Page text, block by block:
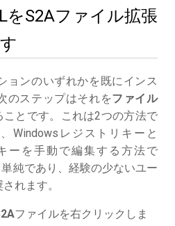
をS2Aファイル拡張
ョンのいずれかを既にインス
のステップはそれをファイル
ことです。これは2つの方法で
Windowsレジストリキーと
ーを手動で編集する方法で
純であり、経験の少ないユー
れます。
ファイルを右クリックしま